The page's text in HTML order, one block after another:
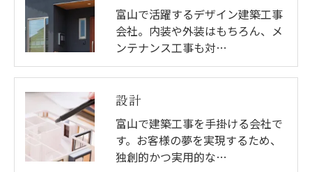
富山で活躍するデザイン建築工事
会社。内装や外装はもちろん、メ
ンテナンス工事も対…
設計
富山で建築工事を手掛ける会社で
す。お客様の夢を実現するため、
独創的かつ実用的な…